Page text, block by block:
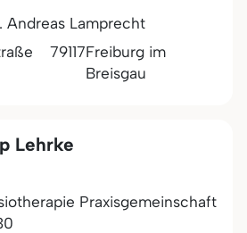
Andreas Lamprecht
79117Freiburg im
Breisgau
Lehrke
Praxisgemeinschaft